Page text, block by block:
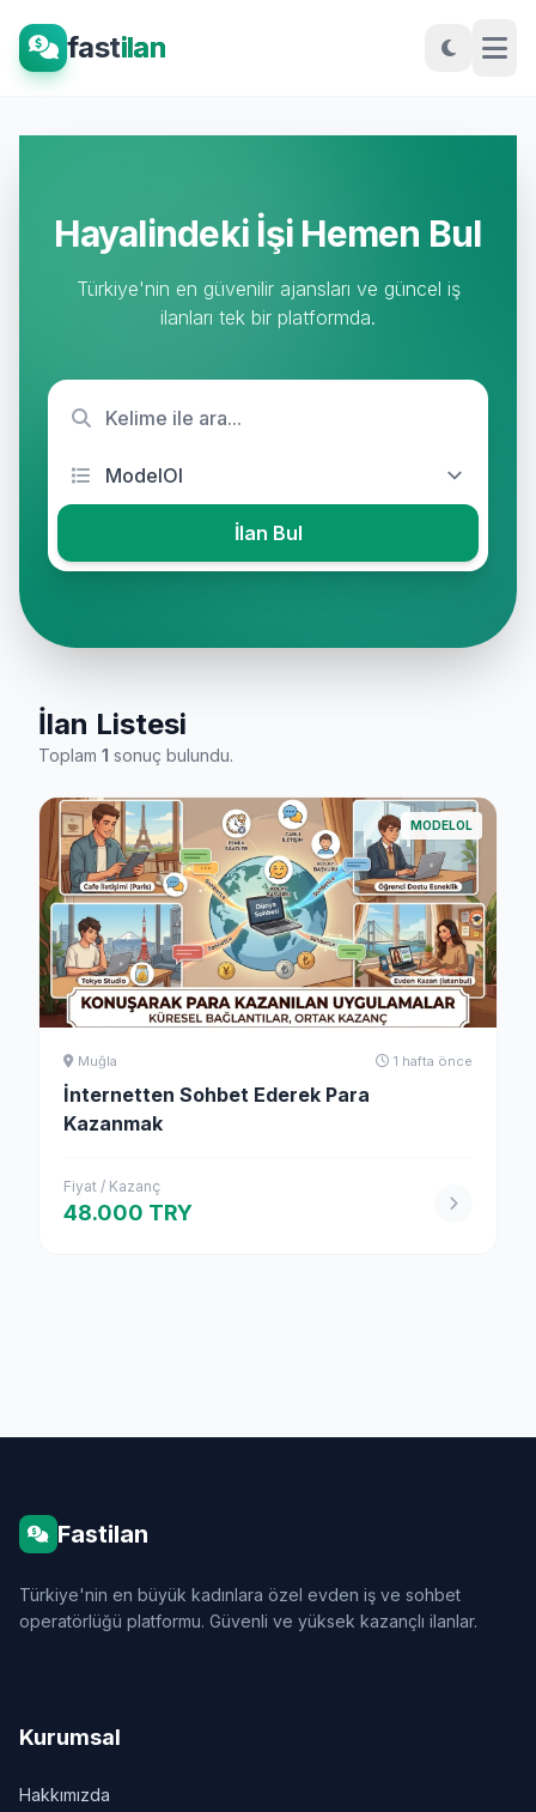
fastilan
Hayalindeki İşi Hemen Bul
Türkiye'nin en güvenilir ajansları ve güncel iş
ilanları tek bir platformda.
İlan Bul
İlan Listesi
Toplam 1 sonuç bulundu.
MODELOL
Muğla 1 hafta önce
İnternetten Sohbet Ederek Para
Kazanmak
Fiyat / Kazanç
48.000 TRY
Fastilan
Türkiye'nin en büyük kadınlara özel evden iş ve sohbet
operatörlüğü platformu. Güvenli ve yüksek kazançlı ilanlar.
Kurumsal
Hakkımızda